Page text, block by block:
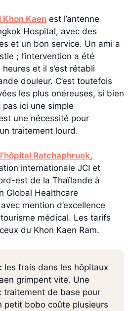
Khon Kaen est l’antenne
Hospital, avec des
et un bon service. Un ami a
; l’intervention a été
et il s’est rétabli
douleur. C’est toutefois
les plus onéreuses, si bien
pas ici une simple
une nécessité pour
traitement lourd.
l’hôpital Ratchaphruek,
internationale JCI et
est de la Thaïlande à
Global Healthcare
mention d’excellence
médical. Les tarifs
du Khon Kaen Ram.
les frais dans les hôpitaux
grimpent vite. Une
traitement de base pour
petit bobo coûte plusieurs